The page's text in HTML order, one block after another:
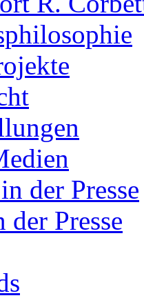
der Presse
der Presse